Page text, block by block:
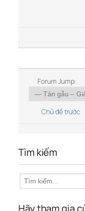
Forum Jump:
Chủ đề trước
Tìm kiếm